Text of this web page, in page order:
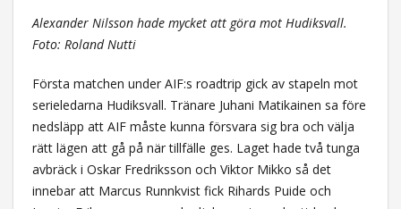
Alexander Nilsson hade mycket att göra mot Hudiksvall.
Foto: Roland Nutti
Första matchen under AIF:s roadtrip gick av stapeln mot
serieledarna Hudiksvall. Tränare Juhani Matikainen sa före
nedsläpp att AIF måste kunna försvara sig bra och välja
rätt lägen att gå på när tillfälle ges. Laget hade två tunga
avbräck i Oskar Fredriksson och Viktor Mikko så det
innebar att Marcus Runnkvist fick Rihards Puide och